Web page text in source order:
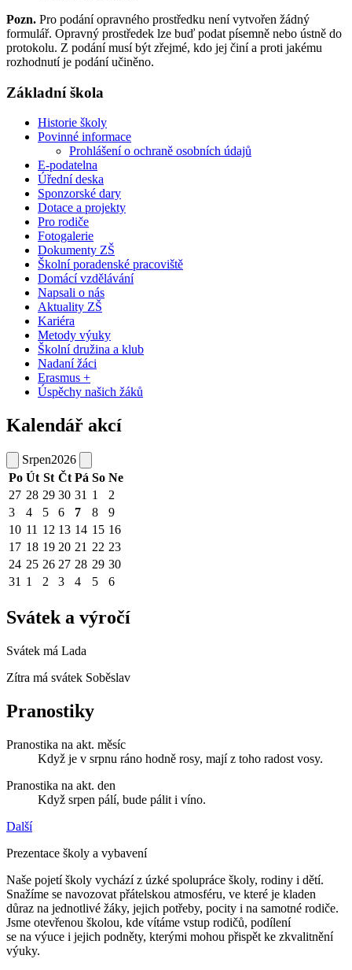
Pozn. Pro podání opravného prostředku není vytvořen žádný
formulář. Opravný prostředek lze buď podat písemně nebo ústně do
protokolu. Z podání musí být zřejmé, kdo jej činí a proti jakému
rozhodnutí je podání učiněno.
Základní škola
Historie školy
Povinné informace
Prohlášení o ochraně osobních údajů
E-podatelna
Úřední deska
Sponzorské dary
Dotace a projekty
Pro rodiče
Fotogalerie
Dokumenty ZŠ
Školní poradenské pracoviště
Domácí vzdělávání
Napsali o nás
Aktuality ZŠ
Kariéra
Metody výuky
Školní družina a klub
Nadaní žáci
Erasmus +
Úspěchy našich žáků
Kalendář akcí
Srpen2026
Po Út St Čt Pá So Ne
27 28 29 30 31 1
2
3
4 5 6 7 8
9
10 11 12 13 14 15 16
17 18 19 20 21 22 23
24 25 26 27 28 29 30
31 1 2 3 4 5 6
Svátek a výročí
Svátek má Lada
Zítra má svátek Soběslav
Pranostiky
Pranostika na akt. měsíc
Když je v srpnu ráno hodně rosy, mají z toho radost vosy.
Pranostika na akt. den
Když srpen pálí, bude pálit i víno.
Další
Prezentace školy a vybavení
Naše pojetí školy vychází z úzké spolupráce školy, rodiny i dětí.
Snažíme se navozovat přátelskou atmosféru, ve které je kladen
důraz na jednotlivé žáky, jejich potřeby, pocity i na samotné rodiče.
Jsme otevřenou školou, kde vítáme vstup rodičů, podílení
se na výuce i jejich podněty, kterými mohou přispět ke zkvalitnění
výuky.